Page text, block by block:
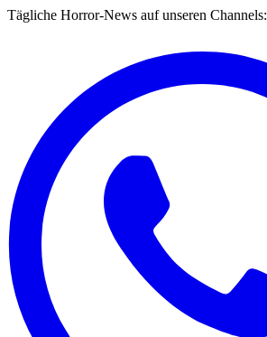
Tägliche Horror-News auf unseren Channels: